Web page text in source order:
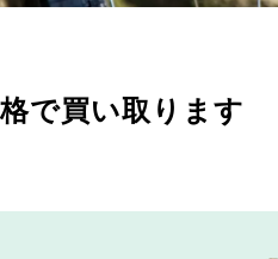
で買い取ります